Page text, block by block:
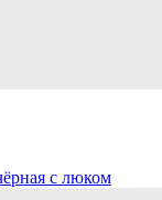
с люком